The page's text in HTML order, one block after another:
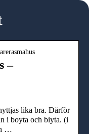
–
lika bra. Därför
i boyta och biyta. (i
…